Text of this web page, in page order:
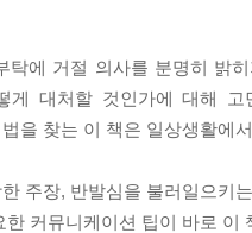
무라고 생각해 스트레스를
제품과 서비스의 질을 높여
페이지)
질문이 있는가? 생각만 해
변을 미리 준비하는 것이다.
적으로 반응해 부정적인 말
미 벌어진 상황에 대해 관
은 힘이 들지만 꼭대기에 오
를 지향하는 우리의 노력이
상황, 승자 없는 싸움에 휘말
탁에 거절 의사를 분명히 밝
게 대처할 것인가에 대해
을 찾는 이 책은 일상생활에
주장, 반발심을 불러일으키
한 커뮤니케이션 팁이 바로